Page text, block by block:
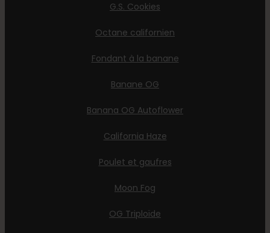
G.S. Cookies
Octane californien
Fondant à la banane
Banane OG
Banana OG Autoflower
California Haze
Poulet et gaufres
Moon Fog
OG Triploïde